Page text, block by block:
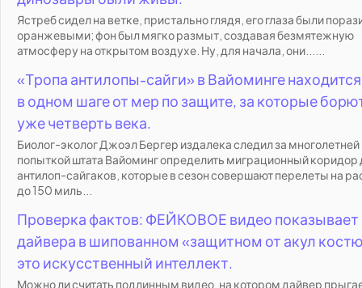
Ястреб сидел на ветке, пристально глядя, его глаза были
оранжевыми; фон был мягко размыт, создавая безмятежную
атмосферу на открытом воздухе. Ну, для начала, они......
«Тропа антилопы-сайги» в Вайоминге находится
в одном шаге от мер по защите, за которые
уже четверть века.
Биолог-эколог Джоэл Бергер издалека следил за многолетней
попыткой штата Вайоминг определить миграционный коридор
антилоп-сайгаков, которые в сезон совершают перелеты на
до 150 миль...
Проверка фактов: ФЕЙКОВОЕ видео показывает
дайвера в шипованном «защитном от акул
это искусственный интеллект.
Можно ли считать подлинным видео, на котором дайвер